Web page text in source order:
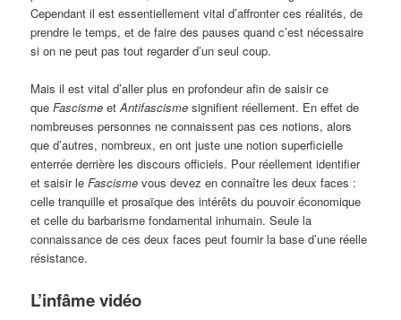
Cependant il est essentiellement vital d’affronter ces réalités, de
prendre le temps, et de faire des pauses quand c’est nécessaire
si on ne peut pas tout regarder d’un seul coup.
Mais il est vital d’aller plus en profondeur afin de saisir ce
queFascisme etAntifascisme signifient réellement. En effet de
nombreuses personnes ne connaissent pas ces notions, alors
que d’autres, nombreux, en ont juste une notion superficielle
enterrée derrière les discours officiels. Pour réellement identifier
et saisir leFascisme vous devez en connaître les deux faces :
celle tranquille et prosaïque des intérêts du pouvoir économique
et celle du barbarisme fondamental inhumain. Seule la
connaissance de ces deux faces peut fournir la base d’une réelle
résistance.
L’infâme vidéo